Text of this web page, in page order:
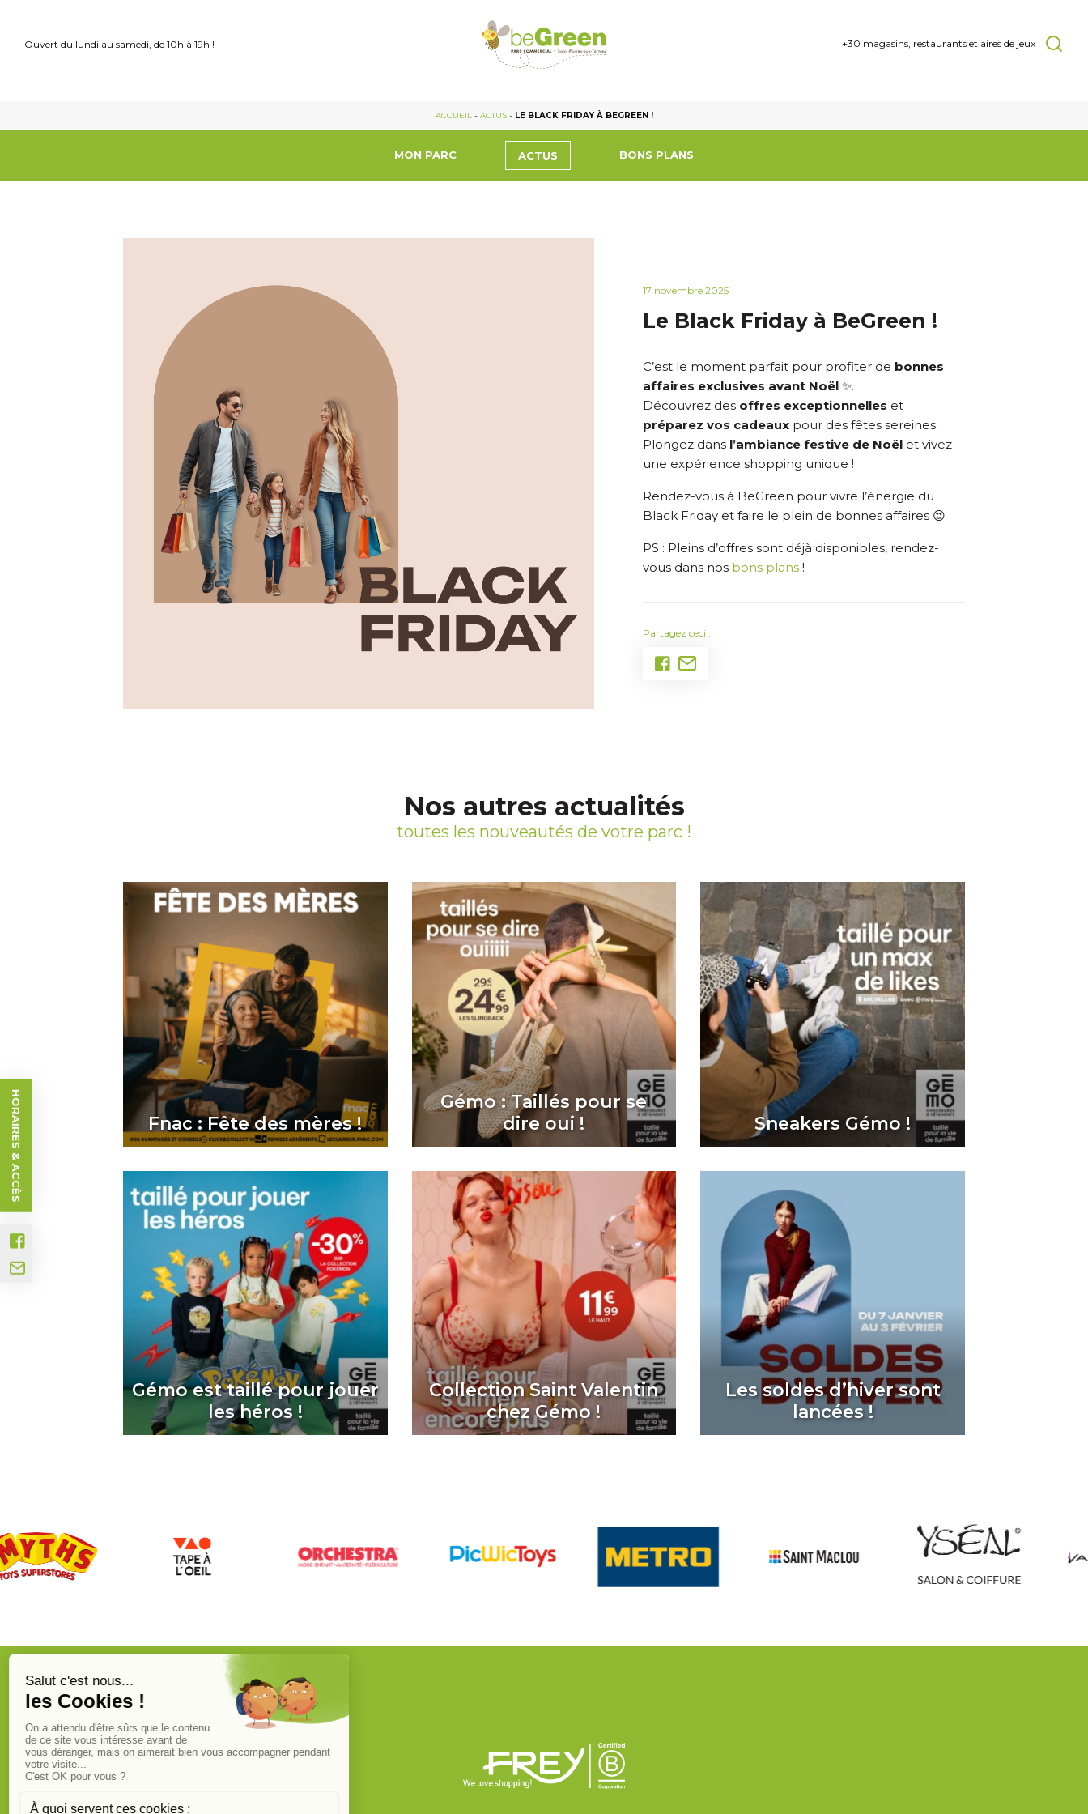
Ouvert du lundi au samedi, de 10h à 19h ! +30 magasins, restaurants et aires de jeux
ACCUEIL- ACTUS- LE BLACK FRIDAY À BEGREEN !
MON PARC ACTUS BONS PLANS
17 novembre 2025
Le Black Friday à BeGreen !
C’est le moment parfait pour profiter de bonnes
affaires exclusives avant Noël✨.
Découvrez des offres exceptionnelles et
préparez vos cadeauxpour des fêtes sereines.
Plongez dans l’ambiance festive de Noëlet vivez
une expérience shopping unique !
Rendez-vous à BeGreen pour vivre l’énergie du
Black Friday et faire le plein de bonnes affaires 😍
PS : Pleins d’offres sont déjà disponibles, rendez-
vous dans nos bons plans!
Partagez ceci :
Nos autres actualités
toutes les nouveautés de votre parc !
Fnac : Fête des mères !
Gémo : Taillés pour se
dire oui !
Sneakers Gémo !
Gémo est taillé pour jouer
les héros !
Collection Saint Valentin
chez Gémo !
Les soldes d’hiver sont
lancées !
HORAIRES & ACCÈS